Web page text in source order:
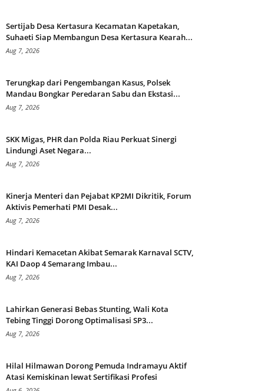
Sertijab Desa Kertasura Kecamatan Kapetakan,
Suhaeti Siap Membangun Desa Kertasura Kearah...
Aug 7, 2026
Terungkap dari Pengembangan Kasus, Polsek
Mandau Bongkar Peredaran Sabu dan Ekstasi...
Aug 7, 2026
SKK Migas, PHR dan Polda Riau Perkuat Sinergi
Lindungi Aset Negara...
Aug 7, 2026
Kinerja Menteri dan Pejabat KP2MI Dikritik, Forum
Aktivis Pemerhati PMI Desak...
Aug 7, 2026
Hindari Kemacetan Akibat Semarak Karnaval SCTV,
KAI Daop 4 Semarang Imbau...
Aug 7, 2026
Lahirkan Generasi Bebas Stunting, Wali Kota
Tebing Tinggi Dorong Optimalisasi SP3...
Aug 7, 2026
Hilal Hilmawan Dorong Pemuda Indramayu Aktif
Atasi Kemiskinan lewat Sertifikasi Profesi